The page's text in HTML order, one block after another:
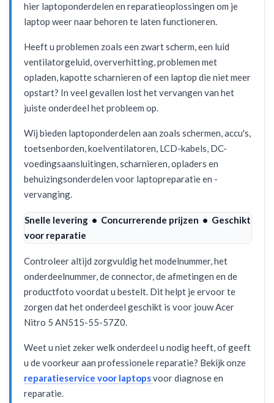
hier laptoponderdelen en reparatieoplossingen om je
laptop weer naar behoren te laten functioneren.
Heeft u problemen zoals een zwart scherm, een luid
ventilatorgeluid, oververhitting, problemen met
opladen, kapotte scharnieren of een laptop die niet meer
opstart? In veel gevallen lost het vervangen van het
juiste onderdeel het probleem op.
Wij bieden laptoponderdelen aan zoals schermen, accu's,
toetsenborden, koelventilatoren, LCD-kabels, DC-
voedingsaansluitingen, scharnieren, opladers en
behuizingsonderdelen voor laptopreparatie en -
vervanging.
Snelle levering • Concurrerende prijzen • Geschikt
voor reparatie
Controleer altijd zorgvuldig het modelnummer, het
onderdeelnummer, de connector, de afmetingen en de
productfoto voordat u bestelt. Dit helpt je ervoor te
zorgen dat het onderdeel geschikt is voor jouw Acer
Nitro 5 AN515-55-57Z0.
Weet u niet zeker welk onderdeel u nodig heeft, of geeft
u de voorkeur aan professionele reparatie? Bekijk onze
reparatieservice voor laptopsvoor diagnose en
reparatie.